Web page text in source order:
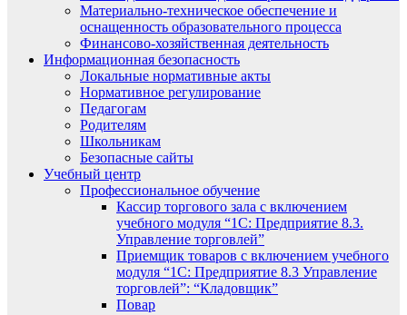
Материально-техническое обеспечение и
оснащенность образовательного процесса
Финансово-хозяйственная деятельность
Информационная безопасность
Локальные нормативные акты
Нормативное регулирование
Педагогам
Родителям
Школьникам
Безопасные сайты
Учебный центр
Профессиональное обучение
Кассир торгового зала с включением
учебного модуля “1С: Предприятие 8.3.
Управление торговлей”
Приемщик товаров с включением учебного
модуля “1С: Предприятие 8.3 Управление
торговлей”: “Кладовщик”
Повар